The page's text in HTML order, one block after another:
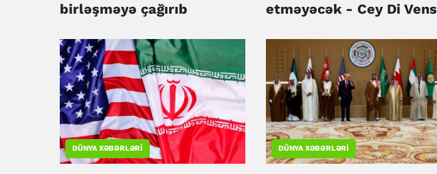
birləşməyə çağırıb
etməyəcək - Cey Di Vens
DÜNYA XƏBƏRLƏRI DÜNYA XƏBƏRLƏRI